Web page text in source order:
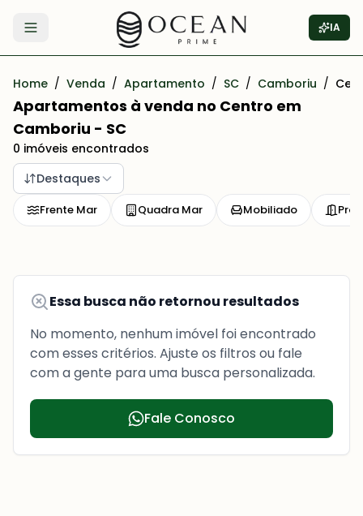
Abrir menu IA
Home / Venda / Apartamento / SC / Camboriu /
Apartamentos à venda no Centro em
Camboriu - SC
0 imóveis encontrados
Destaques
Frente Mar Quadra Mar Mobiliado
Essa busca não retornou resultados
No momento, nenhum imóvel foi encontrado
com esses critérios. Ajuste os filtros ou fale
com a gente para uma busca personalizada.
Fale Conosco